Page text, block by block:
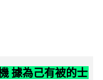
據為己有被的士